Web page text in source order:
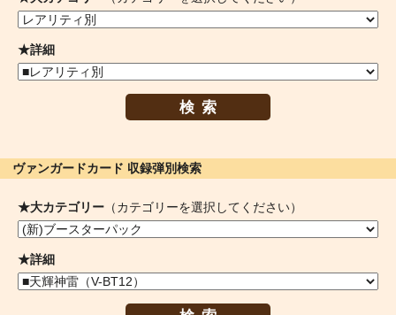
★詳細
検索
ヴァンガードカード 収録弾別検索
★大カテゴリー （カテゴリーを選択してください）
★詳細